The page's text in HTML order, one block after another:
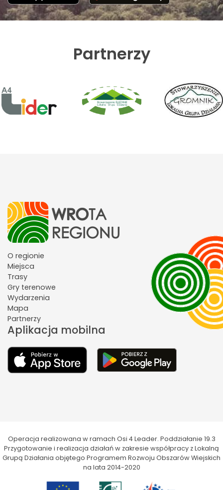
Partnerzy
O regionie
Miejsca
Trasy
Gry terenowe
Wydarzenia
Mapa
Partnerzy
Aplikacja mobilna
Operacja realizowana w ramach Osi 4 Leader. Poddziałanie 19.3
Przygotowanie i realizacja działań w zakresie współpracy z Lokalną
Grupą Działania objętego Programem Rozwoju Obszarów Wiejskich
na lata 2014-2020